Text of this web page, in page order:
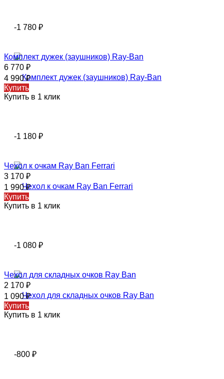
-1 780 ₽
Комплект дужек (заушников) Ray-Ban
6 770 ₽
4 990₽
Купить
Купить в 1 клик
-1 180 ₽
Чехол к очкам Ray Ban Ferrari
3 170 ₽
1 990₽
Купить
Купить в 1 клик
-1 080 ₽
Чехол для складных очков Ray Ban
2 170 ₽
1 090₽
Купить
Купить в 1 клик
-800 ₽